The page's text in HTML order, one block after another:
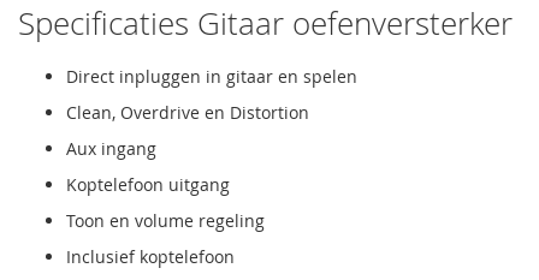
Specificaties Gitaar oefenversterker
Direct inpluggen in gitaar en spelen
Clean, Overdrive en Distortion
Aux ingang
Koptelefoon uitgang
Toon en volume regeling
Inclusief koptelefoon